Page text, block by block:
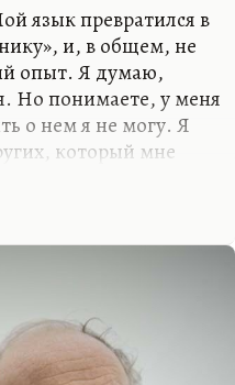
язык превратился в
и, в общем, не
опыт. Я думаю,
Но понимаете, у меня
о нем я не могу. Я
который мне
привела к
языка, к некоторому
Набоков
утеха старости,
возрастное